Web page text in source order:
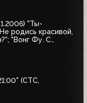
"Ты-
родись красивой,
"Вонг Фу. С
(СТС,